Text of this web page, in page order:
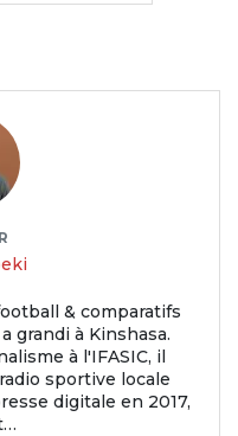
& comparatifs
grandi à Kinshasa.
à l'IFASIC, il
sportive locale
digitale en 2017,